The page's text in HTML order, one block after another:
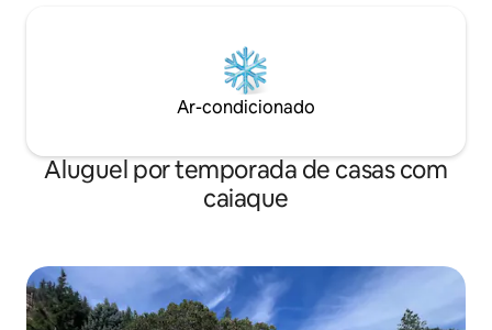
Ar-condicionado
Aluguel por temporada de casas com
caiaque